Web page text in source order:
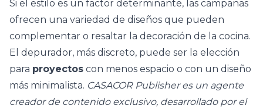
Si el estilo es un factor determinante, las campanas
ofrecen una variedad de diseños que pueden
complementar o resaltar la decoración de la cocina.
El depurador, más discreto, puede ser la elección
para proyectos con menos espacio o con un diseño
más minimalista. CASACOR Publisher es un agente
creador de contenido exclusivo, desarrollado por el